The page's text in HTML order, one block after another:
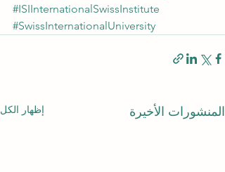
#ISIInternationalSwissInstitute
#SwissInternationalUniversity
المنشورات الأخيرة إظهار الكل